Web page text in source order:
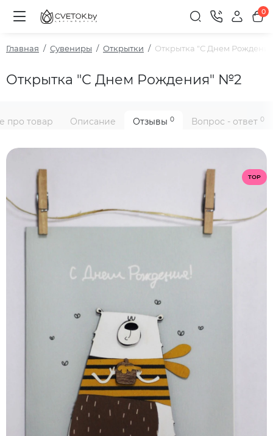
0
Главная Сувениры Открытки Открытка "С Днем
Открытка "С Днем Рождения" №2
про товар Описание Отзывы 0 Вопрос - ответ 0
TOP